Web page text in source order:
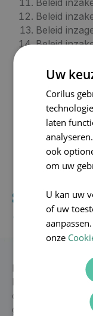
Beleid
Beleid
Beleid
Beleid
Beleid
Corilus
Software
SaMD)
Binnen Corilus
Dentist afdeling
onze Mediadent
geeft aan dat
Uw
Corilus
laten
ook
om uw
U kan uw
of uw
onze